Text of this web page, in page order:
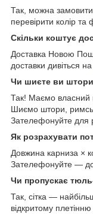
Так, можна замовити
перевірити колір
Скільки коштує
Доставка Новою
доставки дивіться на
Чи шиєте ви
Так! Маємо власний
Шиємо штори,
Зателефонуйте для
Як розрахувати
Довжина карниза ×
Зателефонуйте —
Чи пропускає
Так, сітка —
відкритому